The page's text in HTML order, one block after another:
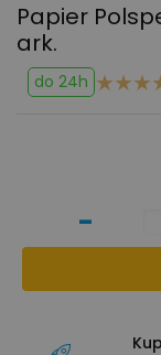
Papier
ark.
do 24h
-